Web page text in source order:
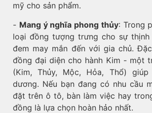
mỹ cho sản phẩm.
- Mang ý nghĩa phong thủy: Trong
loại đồng tượng trưng cho sự
đem may mắn đến với gia chủ.
đồng đại diện cho hành Kim - một
(Kim, Thủy, Mộc, Hỏa, Thổ)
dương. Nếu bạn đang có nhu cầu
đặt trên ô tô, bàn làm việc hay
đồng là lựa chọn hoàn hảo nhất.